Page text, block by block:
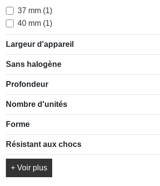
37 mm (1)
40 mm (1)
Largeur d'appareil
Sans halogène
Profondeur
Nombre d'unités
Forme
Résistant aux chocs
+ Voir plus